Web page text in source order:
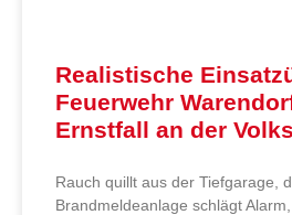
Realistische
Feuerwehr
Ernstfall an der
Rauch quillt aus der Tiefgarage,
Brandmeldeanlage schlägt